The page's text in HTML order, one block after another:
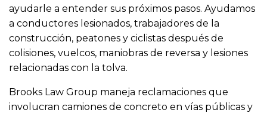
ayudarle a entender sus próximos pasos. Ayudamos
a conductores lesionados, trabajadores de la
construcción, peatones y ciclistas después de
colisiones, vuelcos, maniobras de reversa y lesiones
relacionadas con la tolva.
Brooks Law Group maneja reclamaciones que
involucran camiones de concreto en vías públicas y